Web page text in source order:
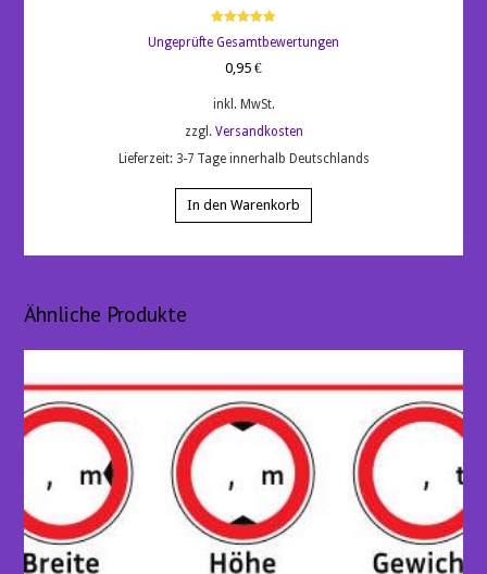
Bewertet
mit
von 5
Ungeprüfte Gesamtbewertungen
0,95 €
inkl. MwSt.
zzgl. Versandkosten
Lieferzeit: 3-7 Tage innerhalb Deutschlands
In den Warenkorb
Ähnliche Produkte